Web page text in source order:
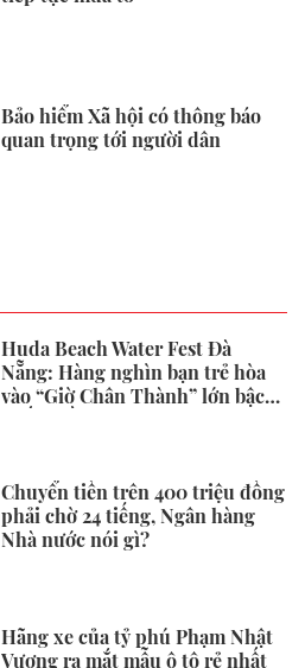
Bảo hiểm Xã hội có thông báo
quan trọng tới người dân
Huda Beach Water Fest Đà
Nẵng: Hàng nghìn bạn trẻ hòa
vào “Giờ Chân Thành” lớn bậc
Chuyển tiền trên 400 triệu đồng
phải chờ 24 tiếng, Ngân hàng
Nhà nước nói gì?
Hãng xe của tỷ phú Phạm Nhật
Vượng ra mắt mẫu ô tô rẻ nhất